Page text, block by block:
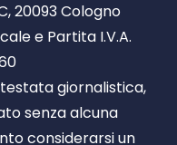
20093 Cologno
e Partita I.V.A.
giornalistica,
senza alcuna
considerarsi un